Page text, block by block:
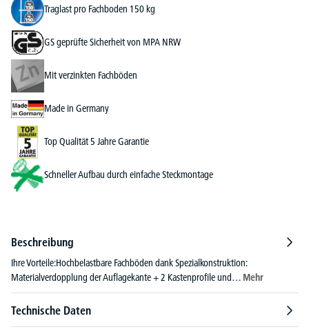
Traglast pro Fachboden 150 kg
GS geprüfte Sicherheit von MPA NRW
Mit verzinkten Fachböden
Made in Germany
Top Qualität 5 Jahre Garantie
Schneller Aufbau durch einfache Steckmontage
Beschreibung
Ihre Vorteile:Hochbelastbare Fachböden dank Spezialkonstruktion:
Materialverdopplung der Auflagekante + 2 Kastenprofile und… Mehr
Technische Daten